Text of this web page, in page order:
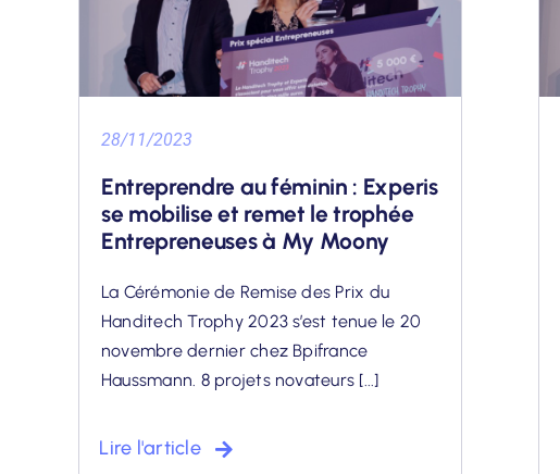
28/11/2023
Entreprendre au féminin : Experis
se mobilise et remet le trophée
Entrepreneuses à My Moony
La Cérémonie de Remise des Prix du
Handitech Trophy 2023 s’est tenue le 20
novembre dernier chez Bpifrance
Haussmann. 8 projets novateurs [...]
Lire l'article